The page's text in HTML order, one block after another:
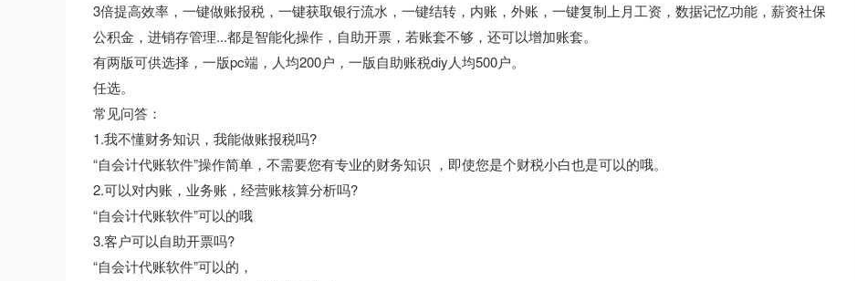
3倍提高效率，一键做账报税，一键获取银行流水，一键结转，内账，外账，一键复制上月工资，数据记忆功能，薪资社保
公积金，进销存管理...都是智能化操作，自助开票，若账套不够，还可以增加账套。
有两版可供选择，一版pc端，人均200户，一版自助账税diy人均500户。
任选。
常见问答：
1.我不懂财务知识，我能做账报税吗?
“自会计代账软件”操作简单，不需要您有专业的财务知识 ，即使您是个财税小白也是可以的哦。
2.可以对内账，业务账，经营账核算分析吗?
“自会计代账软件”可以的哦
3.客户可以自助开票吗?
“自会计代账软件”可以的，